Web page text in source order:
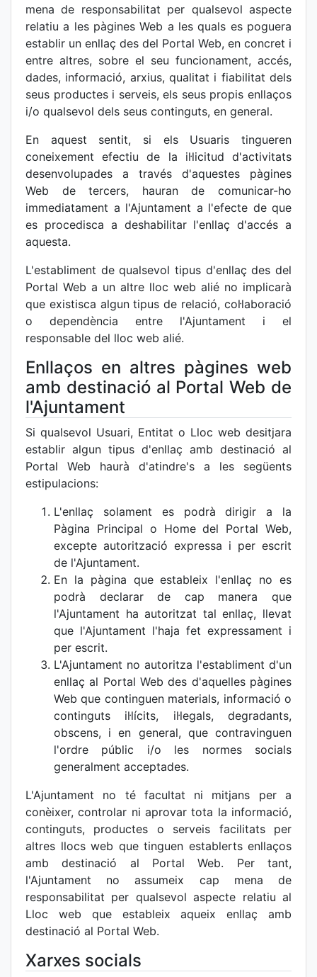
mena de responsabilitat per qualsevol aspecte
relatiu a les pàgines Web a les quals es poguera
establir un enllaç des del Portal Web, en concret i
entre altres, sobre el seu funcionament, accés,
dades, informació, arxius, qualitat i fiabilitat dels
seus productes i serveis, els seus propis enllaços
i/o qualsevol dels seus continguts, en general.
En aquest sentit, si els Usuaris tingueren
coneixement efectiu de la il·licitud d'activitats
desenvolupades a través d'aquestes pàgines
Web de tercers, hauran de comunicar-ho
immediatament a l'Ajuntament a l'efecte de que
es procedisca a deshabilitar l'enllaç d'accés a
aquesta.
L'establiment de qualsevol tipus d'enllaç des del
Portal Web a un altre lloc web alié no implicarà
que existisca algun tipus de relació, col·laboració
o dependència entre l'Ajuntament i el
responsable del lloc web alié.
Enllaços en altres pàgines web
amb destinació al Portal Web de
l'Ajuntament
Si qualsevol Usuari, Entitat o Lloc web desitjara
establir algun tipus d'enllaç amb destinació al
Portal Web haurà d'atindre's a les següents
estipulacions:
L'enllaç solament es podrà dirigir a la
Pàgina Principal o Home del Portal Web,
excepte autorització expressa i per escrit
de l'Ajuntament.
En la pàgina que estableix l'enllaç no es
podrà declarar de cap manera que
l'Ajuntament ha autoritzat tal enllaç, llevat
que l'Ajuntament l'haja fet expressament i
per escrit.
L'Ajuntament no autoritza l'establiment d'un
enllaç al Portal Web des d'aquelles pàgines
Web que continguen materials, informació o
continguts il·lícits, il·legals, degradants,
obscens, i en general, que contravinguen
l'ordre públic i/o les normes socials
generalment acceptades.
L'Ajuntament no té facultat ni mitjans per a
conèixer, controlar ni aprovar tota la informació,
continguts, productes o serveis facilitats per
altres llocs web que tinguen establerts enllaços
amb destinació al Portal Web. Per tant,
l'Ajuntament no assumeix cap mena de
responsabilitat per qualsevol aspecte relatiu al
Lloc web que estableix aqueix enllaç amb
destinació al Portal Web.
Xarxes socials